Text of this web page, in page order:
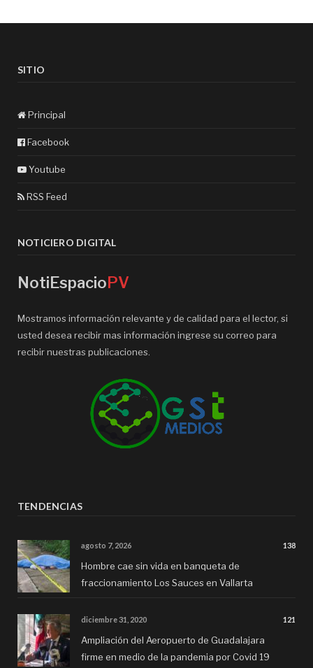
SITIO
Principal
Facebook
Youtube
RSS Feed
NOTICIERO DIGITAL
NotiEspacioPV
Mostramos información relevante y de calidad para el lector, si
usted desea recibir mas información ingrese su correo para
recibir nuestras publicaciones.
TENDENCIAS
agosto 7, 2026 138
Hombre cae sin vida en banqueta de
fraccionamiento Los Sauces en Vallarta
diciembre 31, 2020 121
Ampliación del Aeropuerto de Guadalajara
firme en medio de la pandemia por Covid 19